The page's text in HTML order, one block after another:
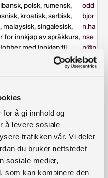
å gi innhold og
å levere sosiale
trafikken vår. Vi deler
du bruker nettstedet
sosiale medier,
som kan kombinere den
polsk, rumensk,
kroatisk, serbisk,
malaysisk, singalesisk,
for innkjøp av språkkurs,
med innkjøp til
odd
bjor
n.ha
nse
n@n
b.no
23